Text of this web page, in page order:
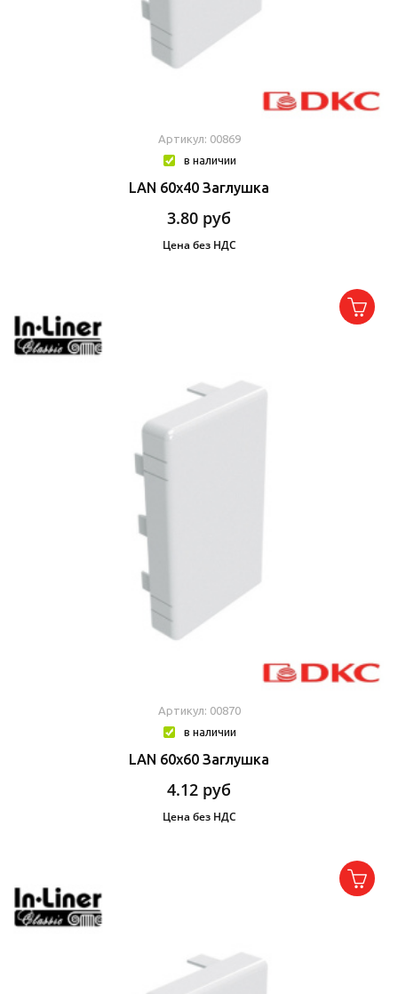
Артикул: 00869
в наличии
LAN 60x40 Заглушка
3.80 руб
Цена без НДС
Артикул: 00870
в наличии
LAN 60x60 Заглушка
4.12 руб
Цена без НДС